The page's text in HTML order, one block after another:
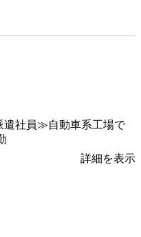
遣社員≫自動車系工場で
詳細を表示